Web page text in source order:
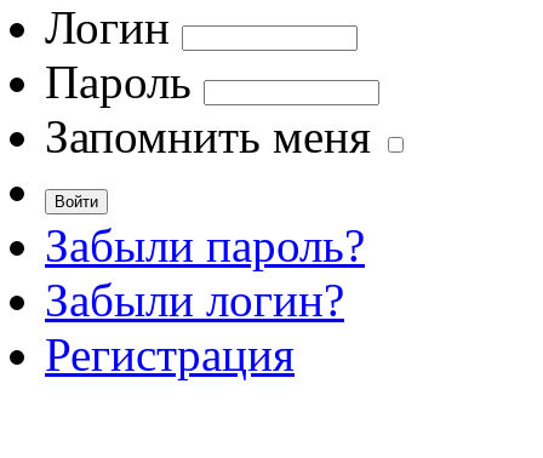
Логин
Пароль
Запомнить меня
Забыли пароль?
Забыли логин?
Регистрация